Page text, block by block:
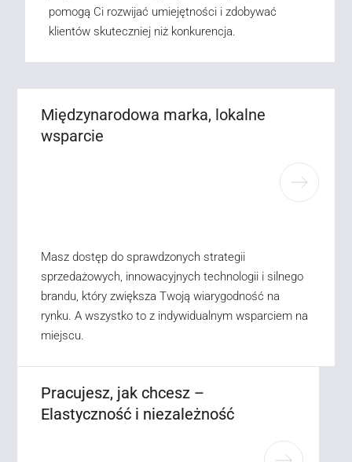
pomogą Ci rozwijać umiejętności i zdobywać
klientów skuteczniej niż konkurencja.
Międzynarodowa marka, lokalne
wsparcie
Masz dostęp do sprawdzonych strategii
sprzedażowych, innowacyjnych technologii i silnego
brandu, który zwiększa Twoją wiarygodność na
rynku. A wszystko to z indywidualnym wsparciem na
miejscu.
Pracujesz, jak chcesz –
Elastyczność i niezależność